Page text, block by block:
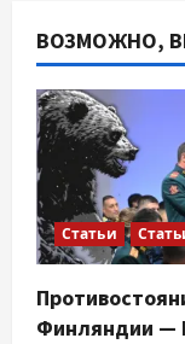
ВОЗМОЖНО,
Статьи
Финляндии —